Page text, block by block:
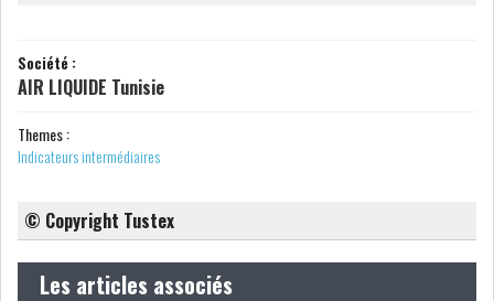
LEASING
SANTÉ
CHIMIE
Société :
AIR LIQUIDE Tunisie
Themes :
Indicateurs intermédiaires
© Copyright Tustex
Les articles associés